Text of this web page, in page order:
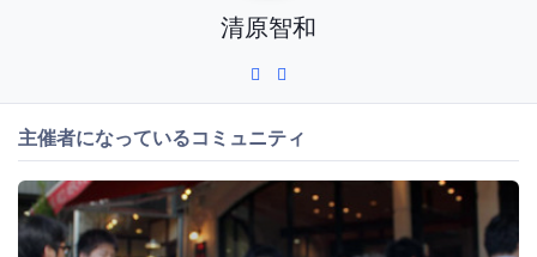
清原智和
主催者になっているコミュニティ